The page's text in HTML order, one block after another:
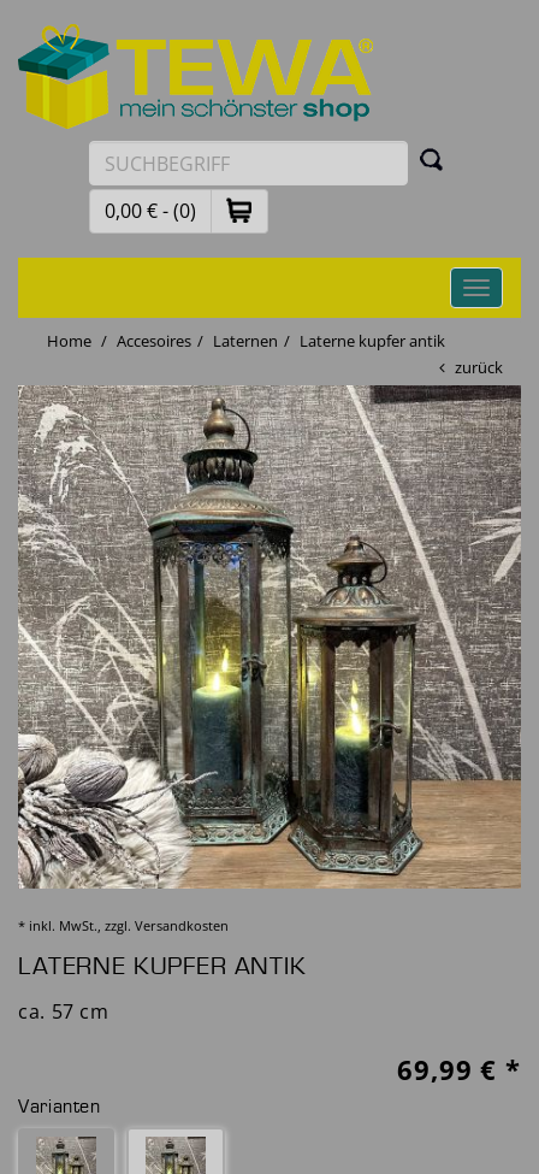
0,00 € - (0)
Toggle
Home
Accesoires Laternen
Laterne kupfer antik
zurück
* inkl. MwSt., zzgl. Versandkosten
LATERNE KUPFER ANTIK
ca. 57 cm
69,99 € *
Varianten